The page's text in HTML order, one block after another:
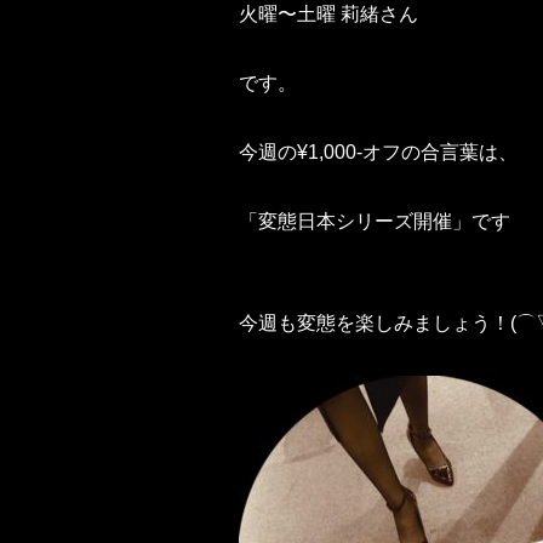
火曜〜土曜 莉緒さん
です。
今週の¥1,000-オフの合言葉は、
「変態日本シリーズ開催」です
今週も変態を楽しみましょう！